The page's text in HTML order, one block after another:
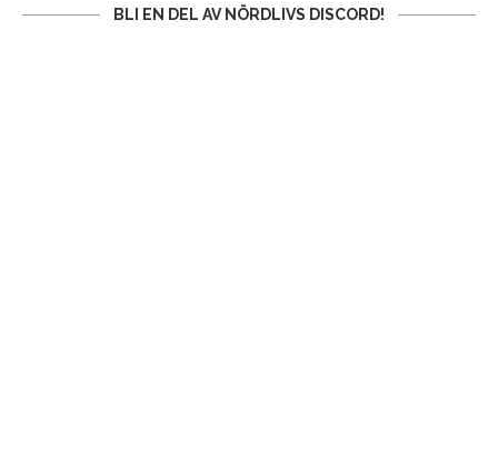
BLI EN DEL AV NÖRDLIVS DISCORD!